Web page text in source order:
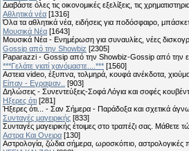
Διαβάστε όλες τις οικονομικές εξελίξεις, τις
Αθλητικά νέα [1316]
Όλα τα αθλητικά νέα, ειδήσεις για ποδόσφαιρο,
Μουσικά Νέα [1643]
Μουσικά Νέα - Ενημέρωση για συναυλίες, νέες
Gossip από την Showbiz [2305]
Paparazzi - Gossip από την Showbiz-Gossip από την
***Γελάτε γιατί χανόμαστε....*** [1560]
Αστεια video, έξυπνα, τολμηρά, κουφά ανέκδοτα,
Είπαν - Εγραψαν..
[903]
Δηλώσεις - Συνεντεύξεις-Σοφά Λόγια και σοφές
Hξερες ότι [281]
Ήξερες ότι... - Σαν Σήμερα - Παράδοξα και σχετικά
Συνταγές μαγειρικής [833]
Συνταγές μαγειρικής έτοιμες στο τραπέζι σας.
Αστρα Και Ονειρα [130]
Αστρολογία, ζώδια σήμερα, ωροσκόπιο, αστρολογικές